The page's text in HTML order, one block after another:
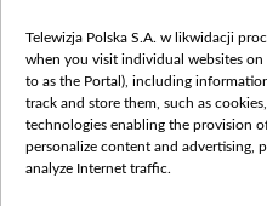
Telewizja Polska S.A. w likwidacji
when you visit individual websites
to as the Portal), including
track and store them, such as
technologies enabling the provision
personalize content and advertising,
analyze Internet traffic.